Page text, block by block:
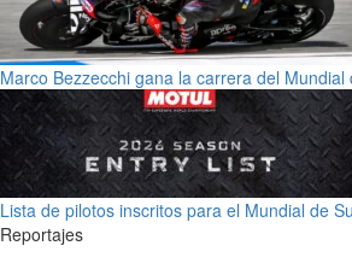
Marco Bezzecchi gana la carrera del Mundial
Lista de pilotos inscritos para el Mundial de
Reportajes